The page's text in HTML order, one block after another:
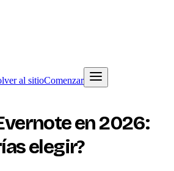
al sitioComenzar
en 2026:
elegir?